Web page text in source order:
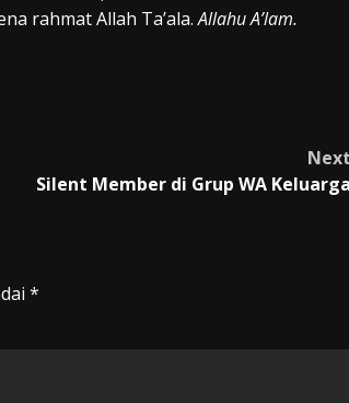
rahmat Allah Ta’ala.Allahu A’lam.
Silent Member di Grup WA
*